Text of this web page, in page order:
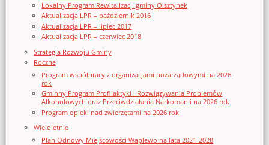
Lokalny Program Rewitalizacji gminy Olsztynek
Aktualizacja LPR – październik 2016
Aktualizacja LPR – lipiec 2017
Aktualizacja LPR – czerwiec 2018
Strategia Rozwoju Gminy
Roczne
Program współpracy z organizacjami pozarządowymi na 2026
rok
Gminny Program Profilaktyki i Rozwiązywania Problemów
Alkoholowych oraz Przeciwdziałania Narkomanii na 2026 rok
Program opieki nad zwierzętami na 2026 rok
Wieloletnie
Plan Odnowy Miejscowości Waplewo na lata 2021-2028